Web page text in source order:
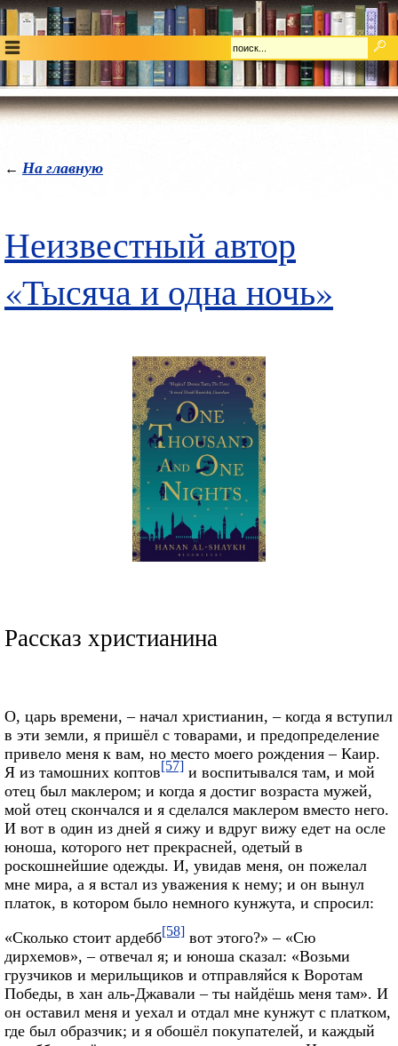
← На главную
Неизвестный автор
«Тысяча и одна ночь»
Рассказ христианина
О, царь времени, – начал христианин, – когда я вступил
в эти земли, я пришёл с товарами, и предопределение
привело меня к вам, но место моего рождения – Каир.
Я из тамошних коптов[57] и воспитывался там, и мой
отец был маклером; и когда я достиг возраста мужей,
мой отец скончался и я сделался маклером вместо него.
И вот в один из дней я сижу и вдруг вижу едет на осле
юноша, которого нет прекрасней, одетый в
роскошнейшие одежды. И, увидав меня, он пожелал
мне мира, а я встал из уважения к нему; и он вынул
платок, в котором было немного кунжута, и спросил:
«Сколько стоит ардебб[58] вот этого?» – «Сю
дирхемов», – отвечал я; и юноша сказал: «Возьми
грузчиков и мерильщиков и отправляйся к Воротам
Победы, в хан аль-Джавали – ты найдёшь меня там». И
он оставил меня и уехал и отдал мне кунжут с платком,
где был образчик; и я обошёл покупателей, и каждый